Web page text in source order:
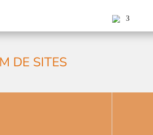
DE SITES